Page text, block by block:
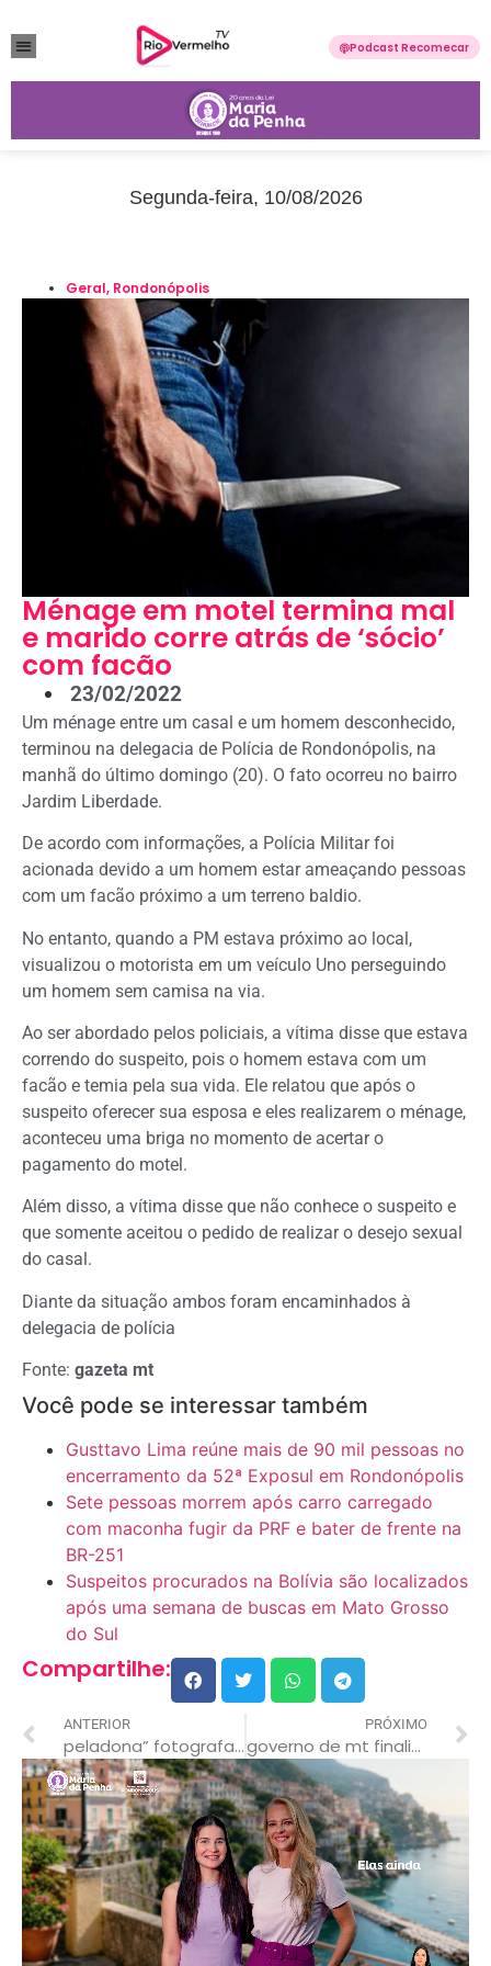
Podcast Recomecar
Segunda-feira, 10/08/2026
Geral, Rondonópolis
Ménage em motel termina mal
e marido corre atrás de ‘sócio’
com facão
23/02/2022
Um ménage entre um casal e um homem desconhecido,
terminou na delegacia de Polícia de Rondonópolis, na
manhã do último domingo (20). O fato ocorreu no bairro
Jardim Liberdade.
De acordo com informações, a Polícia Militar foi
acionada devido a um homem estar ameaçando pessoas
com um facão próximo a um terreno baldio.
No entanto, quando a PM estava próximo ao local,
visualizou o motorista em um veículo Uno perseguindo
um homem sem camisa na via.
Ao ser abordado pelos policiais, a vítima disse que estava
correndo do suspeito, pois o homem estava com um
facão e temia pela sua vida. Ele relatou que após o
suspeito oferecer sua esposa e eles realizarem o ménage,
aconteceu uma briga no momento de acertar o
pagamento do motel.
Além disso, a vítima disse que não conhece o suspeito e
que somente aceitou o pedido de realizar o desejo sexual
do casal.
Diante da situação ambos foram encaminhados à
delegacia de polícia
Fonte: gazeta mt
Você pode se interessar também
Gusttavo Lima reúne mais de 90 mil pessoas no
encerramento da 52ª Exposul em Rondonópolis
Sete pessoas morrem após carro carregado
com maconha fugir da PRF e bater de frente na
BR-251
Suspeitos procurados na Bolívia são localizados
após uma semana de buscas em Mato Grosso
do Sul
Compartilhe:
ANTERIOR
peladona” fotografada em delegacia é casada com policial
PRÓXIMO
governo de mt finaliza licitação e 380 mil estudantes da rede estadual receberão kits uniformes